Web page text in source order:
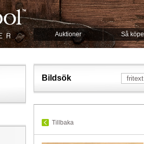
Auktioner Så
Bildsök
Tillbaka